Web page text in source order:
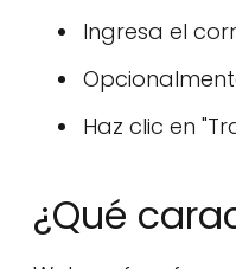
Ingresa el
Haz clic en
¿Qué